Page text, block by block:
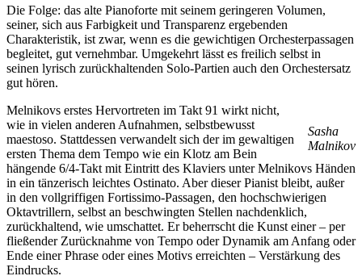
Die Folge: das alte Pianoforte mit seinem geringeren Volumen,
seiner, sich aus Farbigkeit und Transparenz ergebenden
Charakteristik, ist zwar, wenn es die gewichtigen Orchesterpassagen
begleitet, gut vernehmbar. Umgekehrt lässt es freilich selbst in
seinen lyrisch zurückhaltenden Solo-Partien auch den Orchestersatz
gut hören.
Sasha
Malnikov
Melnikovs erstes Hervortreten im Takt 91 wirkt nicht,
wie in vielen anderen Aufnahmen, selbstbewusst
maestoso. Stattdessen verwandelt sich der im gewaltigen
ersten Thema dem Tempo wie ein Klotz am Bein
hängende 6/4-Takt mit Eintritt des Klaviers unter Melnikovs Händen
in ein tänzerisch leichtes Ostinato. Aber dieser Pianist bleibt, außer
in den vollgriffigen Fortissimo-Passagen, den hochschwierigen
Oktavtrillern, selbst an beschwingten Stellen nachdenklich,
zurückhaltend, wie umschattet. Er beherrscht die Kunst einer – per
fließender Zurücknahme von Tempo oder Dynamik am Anfang oder
Ende einer Phrase oder eines Motivs erreichten – Verstärkung des
Eindrucks.